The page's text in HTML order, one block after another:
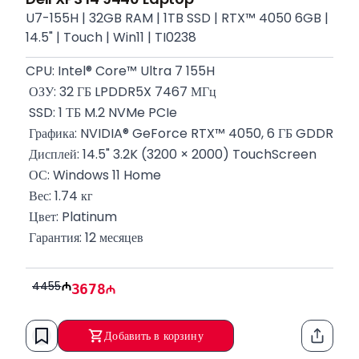
U7-155H | 32GB RAM | 1TB SSD | RTX™ 4050 6GB |
14.5" | Touch | Win11 | TI0238
CPU: Intel® Core™ Ultra 7 155H
ОЗУ: 32 ГБ LPDDR5X 7467 МГц
SSD: 1 ТБ M.2 NVMe PCIe
Графика: NVIDIA® GeForce RTX™ 4050, 6 ГБ GDDR6
Дисплей: 14.5" 3.2K (3200 × 2000) TouchScreen
ОС: Windows 11 Home
Вес: 1.74 кг
Цвет: Platinum
Гарантия: 12 месяцев
4455 3678
Добавить в корзину